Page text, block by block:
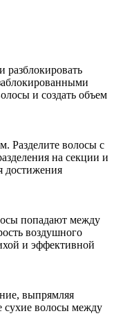
разблокировать
и создать объем
Разделите волосы с
на секции и
достижения
попадают между
воздушного
и эффективной
выпрямляя
сухие волосы между